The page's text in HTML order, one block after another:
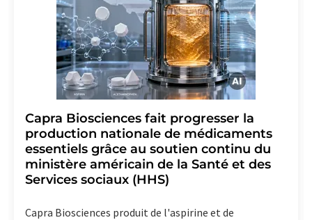
Capra Biosciences fait progresser la
production nationale de médicaments
essentiels grâce au soutien continu du
ministère américain de la Santé et des
Services sociaux (HHS)
Capra Biosciences produit de l'aspirine et de